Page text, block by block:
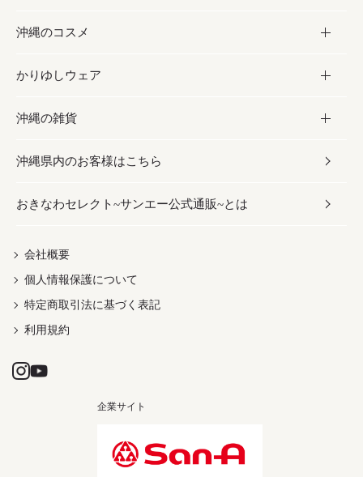
沖縄そば／乾麺
レトルト食品
乾物／粉類
塩
お酢／ドレッシング
しょうゆ
みそ
だし／スパイス／島唐辛子
黒糖
ちんすこう
伝統菓子
スナック
おつまみ
紅芋
お酒・ドリンク
泡盛
ビール・チューハイ
ワイン・ウィスキー・カクテル
ドリンク
茶葉
沖縄のコスメ
コスメ
スキンケア
ボディケア
ヘアケア
UVケア
かりゆしウェア
かりゆしウェア
メンズ
レディース
沖縄の雑貨
雑貨
沖縄ファッション
伝統工芸品
沖縄県内のお客様はこちら
おきなわセレクト~サンエー公式通販~とは
会社概要
個人情報保護について
特定商取引法に基づく表記
利用規約
企業サイト